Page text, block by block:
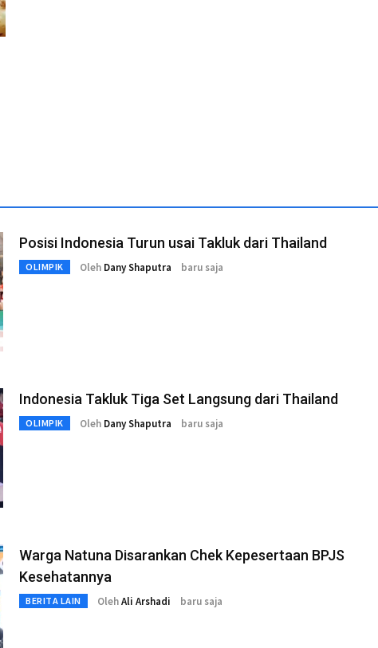
Posisi Indonesia Turun usai Takluk dari Thailand
OLIMPIK Oleh Dany Shaputra baru saja
Indonesia Takluk Tiga Set Langsung dari Thailand
OLIMPIK Oleh Dany Shaputra baru saja
Warga Natuna Disarankan Chek Kepesertaan BPJS
Kesehatannya
BERITA LAIN OlehAli Arshadi baru saja